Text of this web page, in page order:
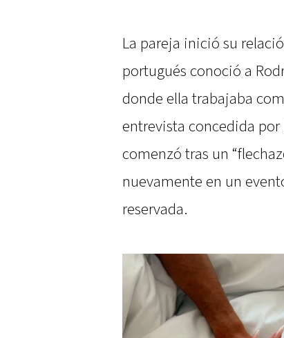
La pareja inició su
portugués conoció a
donde ella trabajaba
entrevista concedida
comenzó tras un
nuevamente en un
reservada.